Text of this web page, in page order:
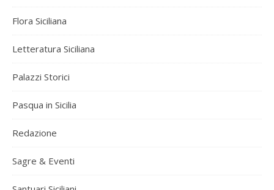
Flora Siciliana
Letteratura Siciliana
Palazzi Storici
Pasqua in Sicilia
Redazione
Sagre & Eventi